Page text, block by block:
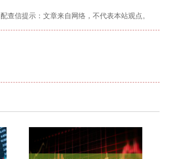
配查信提示：文章来自网络，不代表本站观点。